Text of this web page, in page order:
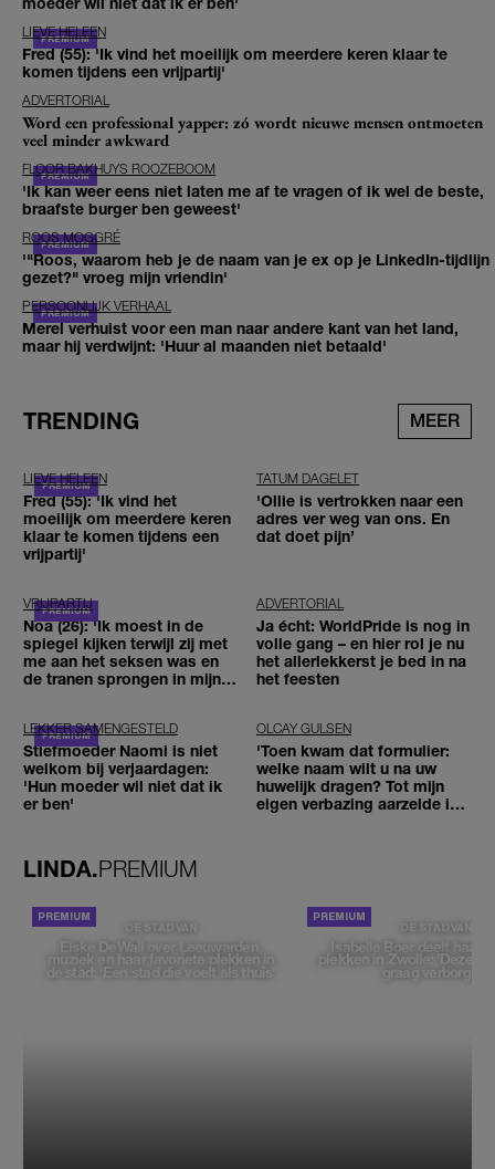
LIEVE HELEEN
Fred (55): 'Ik vind het moeilijk om meerdere keren klaar te
komen tijdens een vrijpartij'
ADVERTORIAL
Word een professional yapper: zó wordt nieuwe mensen ontmoeten
veel minder awkward
FLOOR BAKHUYS ROOZEBOOM
'Ik kan weer eens niet laten me af te vragen of ik wel de beste,
braafste burger ben geweest'
ROOS MOGGRÉ
'"Roos, waarom heb je de naam van je ex op je LinkedIn-tijdlijn
gezet?" vroeg mijn vriendin'
PERSOONLIJK VERHAAL
Merel verhuist voor een man naar andere kant van het land,
maar hij verdwijnt: 'Huur al maanden niet betaald'
TRENDING MEER
LIEVE HELEEN
Fred (55): 'Ik vind het
moeilijk om meerdere keren
klaar te komen tijdens een
vrijpartij'
TATUM DAGELET
'Ollie is vertrokken naar een
adres ver weg van ons. En
dat doet pijn’
VRIJPARTIJ
Noa (26): 'Ik moest in de
spiegel kijken terwijl zij met
me aan het seksen was en
de tranen sprongen in mijn
ADVERTORIAL
Ja écht: WorldPride is nog in
volle gang – en hier rol je nu
het allerlekkerst je bed in na
het feesten
LEKKER SAMENGESTELD
Stiefmoeder Naomi is niet
welkom bij verjaardagen:
'Hun moeder wil niet dat ik
er ben'
OLCAY GULSEN
'Toen kwam dat formulier:
welke naam wilt u na uw
huwelijk dragen? Tot mijn
eigen verbazing aarzelde ik
LINDA.PREMIUM
DE STAD VAN
Elske DeWall over Leeuwarden,
muziek en haar favoriete plekken in
de stad: 'Een stad die voelt als thuis'
DE STAD VAN
Isabelle Boer deelt haar
plekken in Zwolle: 'Deze
graag verborgen'